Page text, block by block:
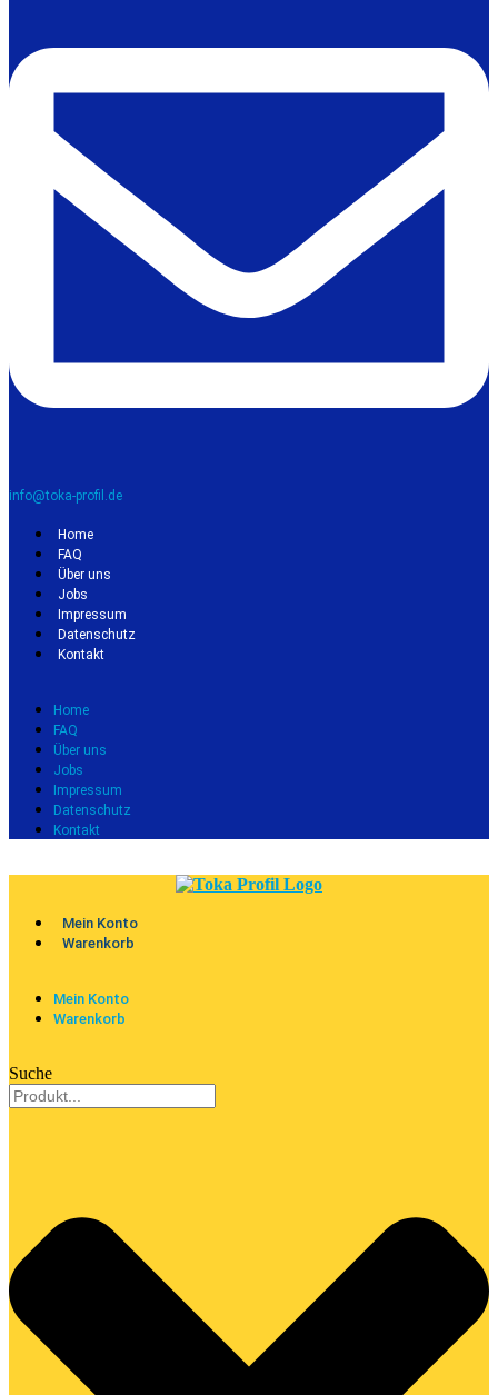
info@toka-profil.de
Home
FAQ
Über uns
Jobs
Impressum
Datenschutz
Kontakt
Home
FAQ
Über uns
Jobs
Impressum
Datenschutz
Kontakt
Mein Konto
Warenkorb
Mein Konto
Warenkorb
Suche